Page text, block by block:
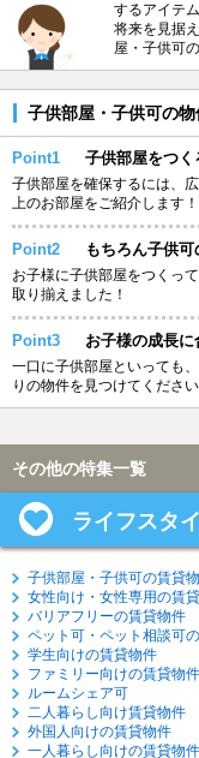
するアイテ
将来を見据
屋・子供可
子供部屋・子供可の物
Point1 子供部屋をつく
子供部屋を確保するには、
上のお部屋をご紹介します！
Point2 もちろん子供
お子様に子供部屋をつくっ
取り揃えました！
Point3 お子様の成長
一口に子供部屋といっても
りの物件を見つけてください
その他の特集一覧
ライフスタ
子供部屋・子供可の賃貸
女性向け・女性専用の賃
バリアフリーの賃貸物件
ペット可・ペット相談可
学生向けの賃貸物件
ファミリー向けの賃貸物件
ルームシェア可
二人暮らし向け賃貸物件
外国人向けの賃貸物件
一人暮らし向けの賃貸物件